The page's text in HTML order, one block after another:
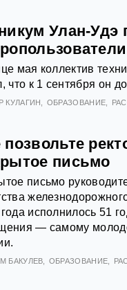
Улан-Удэ
мая коллектив
что к 1 сентября он
КУЛАГИН ОБРАЗОВАНИЕ
позвольте
письмо
письмо
исполнилось 51
— самому
БАКУЛЕВ ОБРАЗОВАНИЕ